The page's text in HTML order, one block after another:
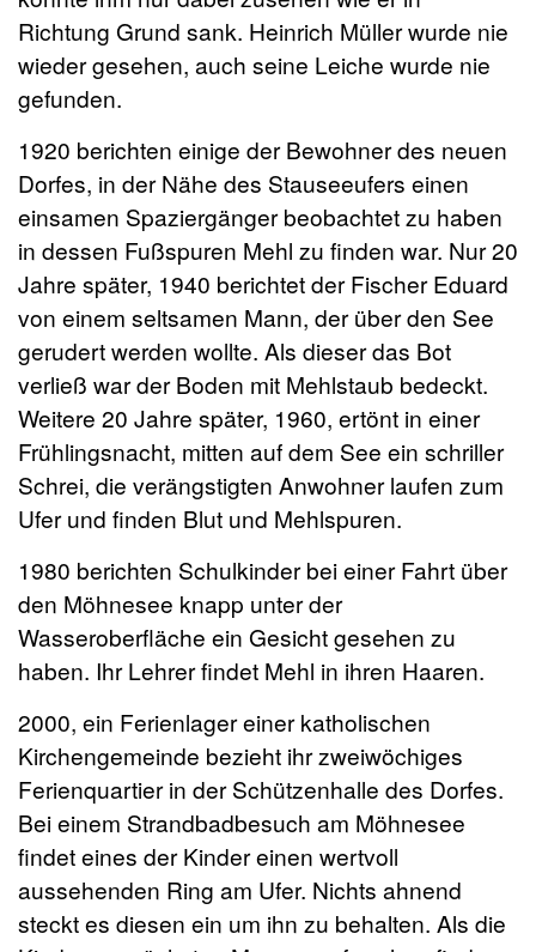
Richtung Grund sank. Heinrich Müller wurde nie
wieder gesehen, auch seine Leiche wurde nie
gefunden.
1920 berichten einige der Bewohner des neuen
Dorfes, in der Nähe des Stauseeufers einen
einsamen Spaziergänger beobachtet zu haben
in dessen Fußspuren Mehl zu finden war. Nur 20
Jahre später, 1940 berichtet der Fischer Eduard
von einem seltsamen Mann, der über den See
gerudert werden wollte. Als dieser das Bot
verließ war der Boden mit Mehlstaub bedeckt.
Weitere 20 Jahre später, 1960, ertönt in einer
Frühlingsnacht, mitten auf dem See ein schriller
Schrei, die verängstigten Anwohner laufen zum
Ufer und finden Blut und Mehlspuren.
1980 berichten Schulkinder bei einer Fahrt über
den Möhnesee knapp unter der
Wasseroberfläche ein Gesicht gesehen zu
haben. Ihr Lehrer findet Mehl in ihren Haaren.
2000, ein Ferienlager einer katholischen
Kirchengemeinde bezieht ihr zweiwöchiges
Ferienquartier in der Schützenhalle des Dorfes.
Bei einem Strandbadbesuch am Möhnesee
findet eines der Kinder einen wertvoll
aussehenden Ring am Ufer. Nichts ahnend
steckt es diesen ein um ihn zu behalten. Als die